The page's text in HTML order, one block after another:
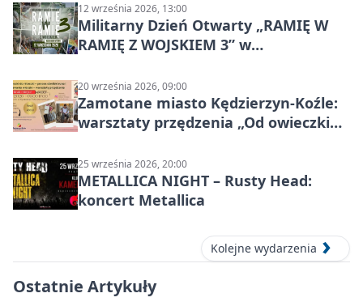
12 września 2026, 13:00
Militarny Dzień Otwarty „RAMIĘ W
RAMIĘ Z WOJSKIEM 3” w
20 września 2026, 09:00
Zamotane miasto Kędzierzyn-Koźle:
warsztaty przędzenia „Od owieczki
25 września 2026, 20:00
METALLICA NIGHT – Rusty Head:
koncert Metallica
Kolejne wydarzenia
Ostatnie Artykuły